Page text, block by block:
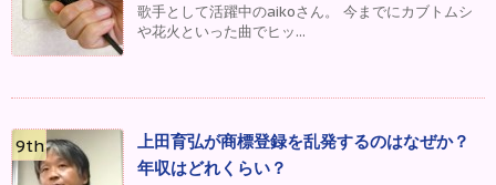
歌手として活躍中のaikoさん。 今までにカブトムシ
や花火といった曲でヒッ...
上田育弘が商標登録を乱発するのはなぜか？
年収はどれくらい？